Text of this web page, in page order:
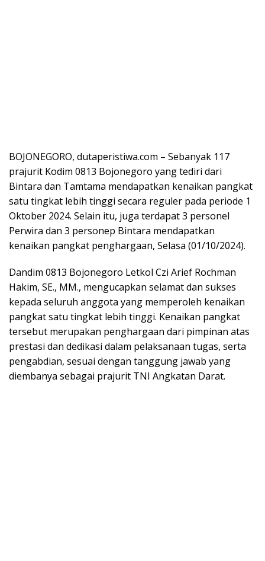
BOJONEGORO, dutaperistiwa.com – Sebanyak 117
prajurit Kodim 0813 Bojonegoro yang tediri dari
Bintara dan Tamtama mendapatkan kenaikan pangkat
satu tingkat lebih tinggi secara reguler pada periode 1
Oktober 2024. Selain itu, juga terdapat 3 personel
Perwira dan 3 personep Bintara mendapatkan
kenaikan pangkat penghargaan, Selasa (01/10/2024).
Dandim 0813 Bojonegoro Letkol Czi Arief Rochman
Hakim, SE., MM., mengucapkan selamat dan sukses
kepada seluruh anggota yang memperoleh kenaikan
pangkat satu tingkat lebih tinggi. Kenaikan pangkat
tersebut merupakan penghargaan dari pimpinan atas
prestasi dan dedikasi dalam pelaksanaan tugas, serta
pengabdian, sesuai dengan tanggung jawab yang
diembanya sebagai prajurit TNI Angkatan Darat.